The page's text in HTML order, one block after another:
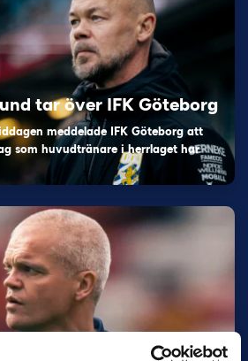
tar över IFK Göteborg
meddelade IFK Göteborg att
som huvudtränare i herrlaget har